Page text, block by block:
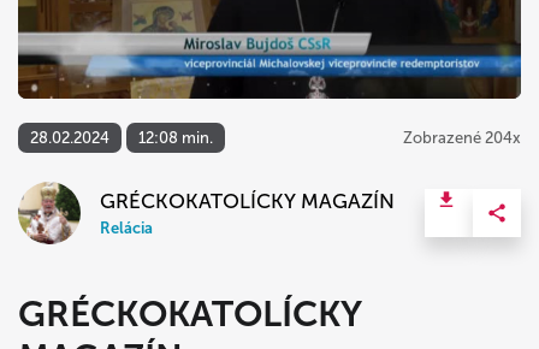
28.02.2024 12:08 min. Zobrazené 204x
GRÉCKOKATOLÍCKY MAGAZÍN
Relácia
GRÉCKOKATOLÍCKY